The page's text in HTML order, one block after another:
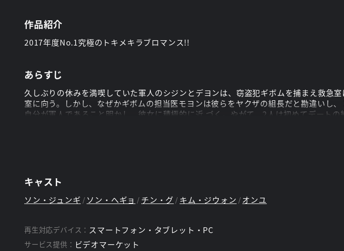
作品紹介
2017年度No.1究極のトキメキラブロマンス!!
あらすじ
久しぶりの休みを満喫していた軍人のシジンとデヨンは、窃盗犯ギボムを捕まえ救急
室に向う。しかし、なぜかギボムの担当医モヨンは彼らをヤクザの組長だと勘違いし
自分が軍人であること明かし、彼女に積極的に近 づく。やがて、2人は初めてデート
キャスト
ソン・ジュンギ ソン・へギョ チン・グ キム・ジウォン オンユ
再生対応デバイス： スマートフォン・タブレット・PC
サービス提供： ビデオマーケット